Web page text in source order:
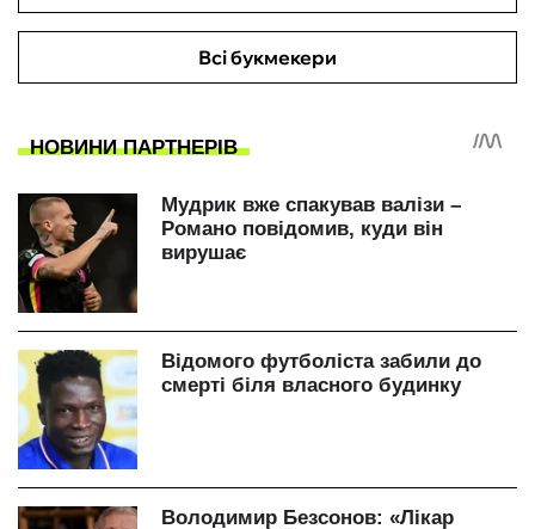
Всі букмекери